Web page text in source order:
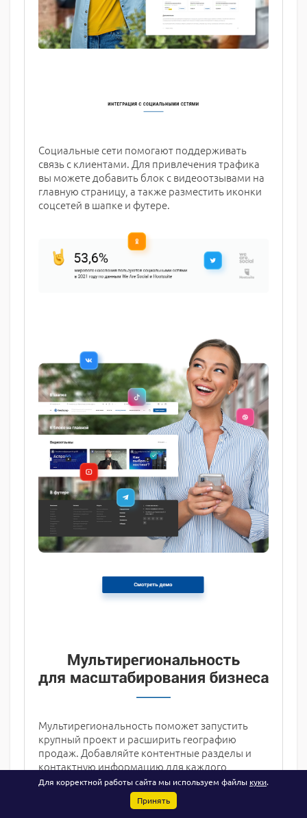
Социальные сети помогают поддерживать
связь с клиентами. Для привлечения трафика
вы можете добавить блок с видеоотзывами на
главную страницу, а также разместить иконки
соцсетей в шапке и футере.
Мультирегиональность поможет запустить
крупный проект и расширить географию
продаж. Добавляйте контентные разделы и
контактную информацию для каждого
региона.
Для корректной работы сайта мы используем файлы куки.
Принять